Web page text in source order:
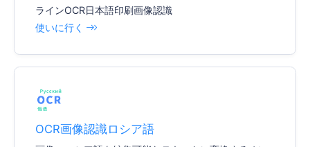
ラインOCR日本語印刷画像認識
使いに行く
OCR画像認識ロシア語